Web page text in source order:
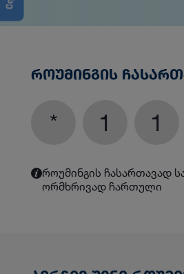
ᲠᲝᲣᲛᲘᲜᲒᲘᲡ
* 1 1
როუმინგის ჩასართავად
ორმხრივად ჩართული